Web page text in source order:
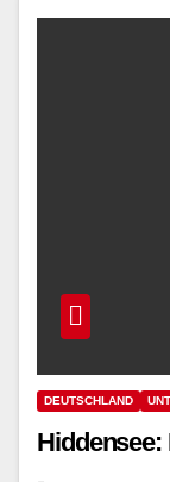
DEUTSCHLAND